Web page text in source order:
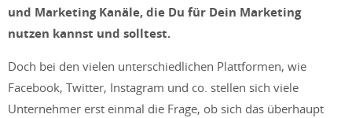
und Marketing Kanäle, die Du für Dein Marketing
nutzen kannst und solltest.
Doch bei den vielen unterschiedlichen Plattformen, wie
Facebook, Twitter, Instagram und co. stellen sich viele
Unternehmer erst einmal die Frage, ob sich das überhaupt